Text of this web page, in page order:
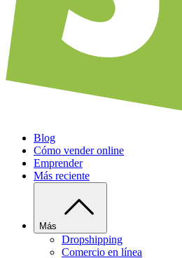
Blog
Cómo vender online
Emprender
Más reciente
Más
Dropshipping
Comercio en línea